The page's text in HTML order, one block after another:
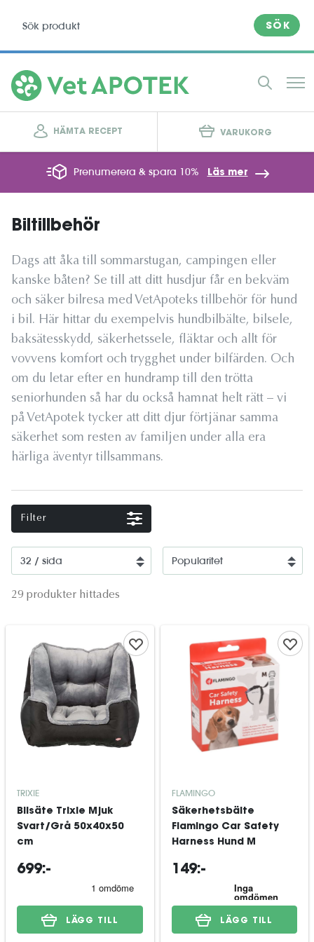
SÖK
HÄMTA RECEPT VARUKORG
Prenumerera & spara 10% Läs mer
Biltillbehör
Dags att åka till sommarstugan, campingen eller
kanske båten? Se till att ditt husdjur får en bekväm
och säker bilresa med VetApoteks tillbehör för hund
i bil. Här hittar du exempelvis hundbilbälte, bilsele,
baksätesskydd, säkerhetssele, fläktar och allt för
vovvens komfort och trygghet under bilfärden. Och
om du letar efter en hundramp till den trötta
seniorhunden så har du också hamnat helt rätt – vi
på VetApotek tycker att ditt djur förtjänar samma
säkerhet som resten av familjen under alla era
härliga äventyr tillsammans.
Filter
29 produkter hittades
TRIXIE
Bilsäte Trixie Mjuk
Svart/Grå 50x40x50
cm
699:-
LÄGG TILL
FLAMINGO
Säkerhetsbälte
Flamingo Car Safety
Harness Hund M
149:-
LÄGG TILL